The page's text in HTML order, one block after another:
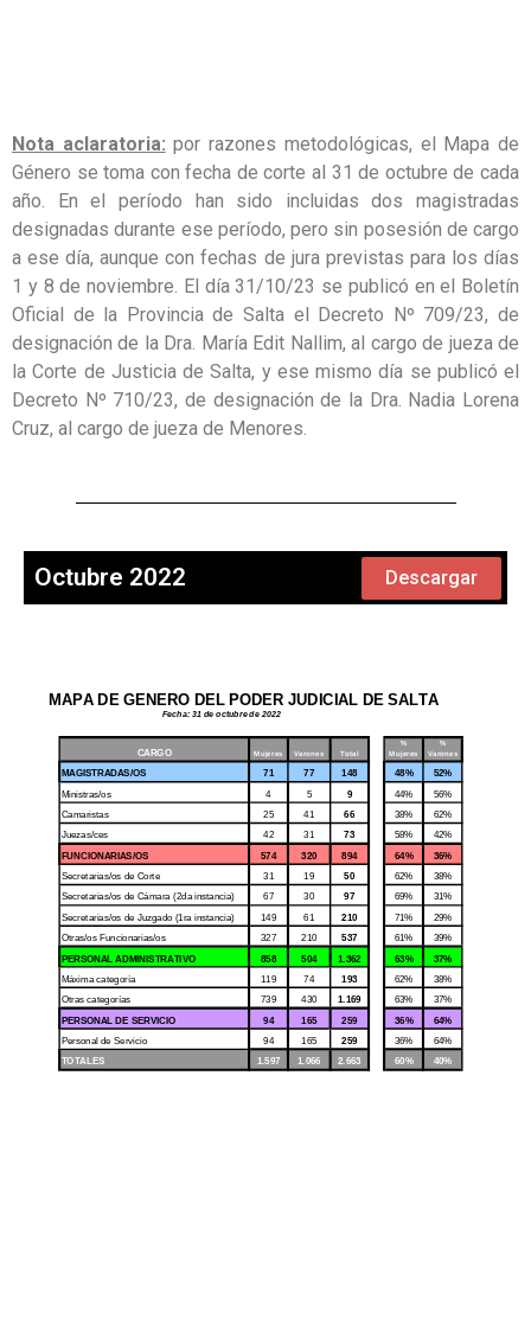
Nota aclaratoria: por razones metodológicas, el Mapa de
Género se toma con fecha de corte al 31 de octubre de cada
año. En el período han sido incluidas dos magistradas
designadas durante ese período, pero sin posesión de cargo
a ese día, aunque con fechas de jura previstas para los días
1 y 8 de noviembre. El día 31/10/23 se publicó en el Boletín
Oficial de la Provincia de Salta el Decreto Nº 709/23, de
designación de la Dra. María Edit Nallim, al cargo de jueza de
la Corte de Justicia de Salta, y ese mismo día se publicó el
Decreto Nº 710/23, de designación de la Dra. Nadia Lorena
Cruz, al cargo de jueza de Menores.
Descargar
Octubre 2022